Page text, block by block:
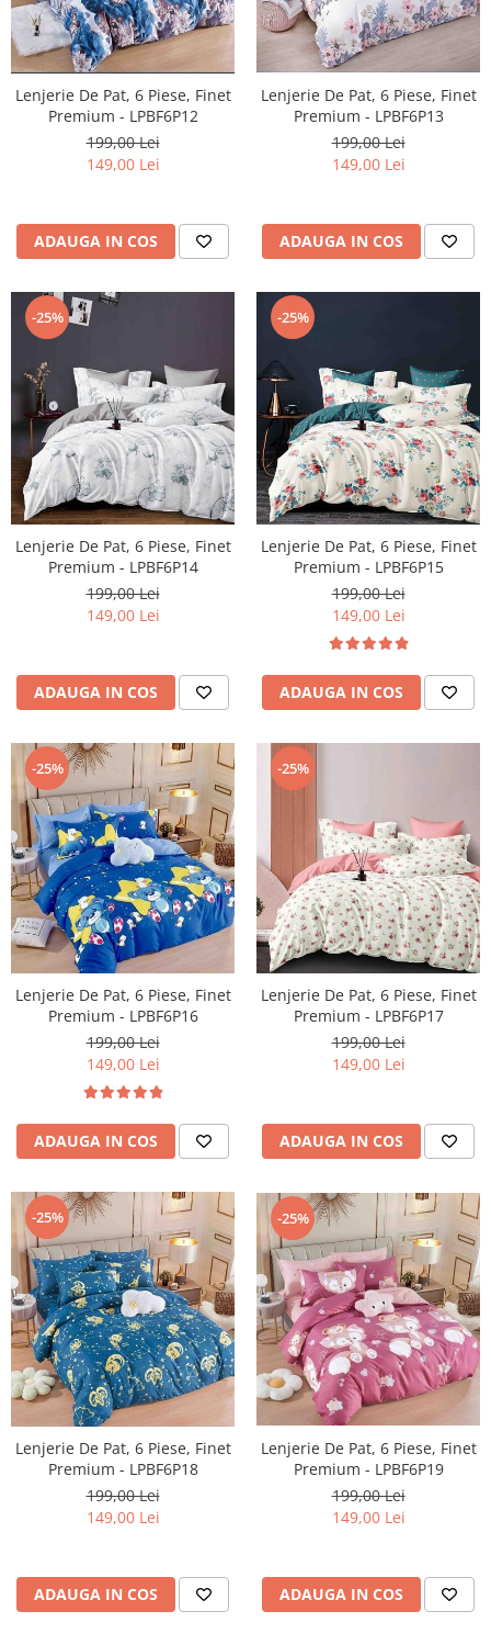
Lenjerie De Pat, 6 Piese, Finet
Premium - LPBF6P12
199,00 Lei
149,00 Lei
ADAUGA IN COS
Lenjerie De Pat, 6 Piese, Finet
Premium - LPBF6P13
199,00 Lei
149,00 Lei
ADAUGA IN COS
-25%
Lenjerie De Pat, 6 Piese, Finet
Premium - LPBF6P14
199,00 Lei
149,00 Lei
ADAUGA IN COS
-25%
Lenjerie De Pat, 6 Piese, Finet
Premium - LPBF6P15
199,00 Lei
149,00 Lei
ADAUGA IN COS
-25%
Lenjerie De Pat, 6 Piese, Finet
Premium - LPBF6P16
199,00 Lei
149,00 Lei
ADAUGA IN COS
-25%
Lenjerie De Pat, 6 Piese, Finet
Premium - LPBF6P17
199,00 Lei
149,00 Lei
ADAUGA IN COS
-25%
Lenjerie De Pat, 6 Piese, Finet
Premium - LPBF6P18
199,00 Lei
149,00 Lei
ADAUGA IN COS
-25%
Lenjerie De Pat, 6 Piese, Finet
Premium - LPBF6P19
199,00 Lei
149,00 Lei
ADAUGA IN COS